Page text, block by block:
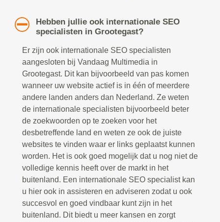
Hebben jullie ook internationale SEO
specialisten in Grootegast?
Er zijn ook internationale SEO specialisten
aangesloten bij Vandaag Multimedia in
Grootegast. Dit kan bijvoorbeeld van pas komen
wanneer uw website actief is in één of meerdere
andere landen anders dan Nederland. Ze weten
de internationale specialisten bijvoorbeeld beter
de zoekwoorden op te zoeken voor het
desbetreffende land en weten ze ook de juiste
websites te vinden waar er links geplaatst kunnen
worden. Het is ook goed mogelijk dat u nog niet de
volledige kennis heeft over de markt in het
buitenland. Een internationale SEO specialist kan
u hier ook in assisteren en adviseren zodat u ook
succesvol en goed vindbaar kunt zijn in het
buitenland. Dit biedt u meer kansen en zorgt